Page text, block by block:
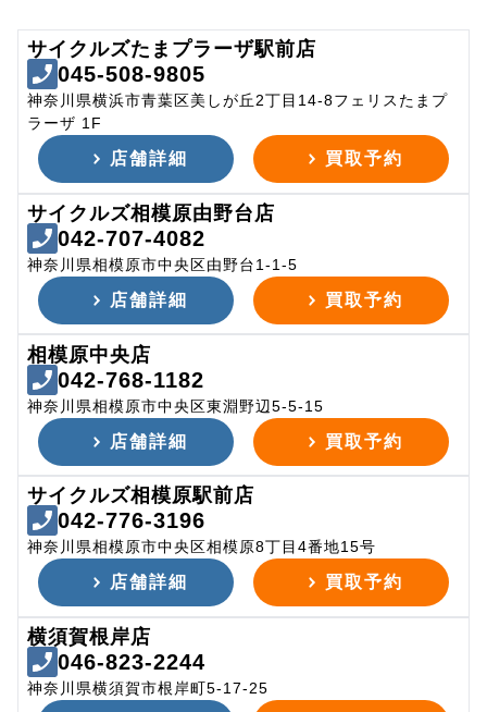
サイクルズたまプラーザ駅前店
045-508-9805
神奈川県横浜市青葉区美しが丘2丁目14-8フェリスたまプ
ラーザ 1F
店舗詳細 買取予約
サイクルズ相模原由野台店
042-707-4082
神奈川県相模原市中央区由野台1-1-5
店舗詳細 買取予約
相模原中央店
042-768-1182
神奈川県相模原市中央区東淵野辺5-5-15
店舗詳細 買取予約
サイクルズ相模原駅前店
042-776-3196
神奈川県相模原市中央区相模原8丁目4番地15号
店舗詳細 買取予約
横須賀根岸店
046-823-2244
神奈川県横須賀市根岸町5-17-25